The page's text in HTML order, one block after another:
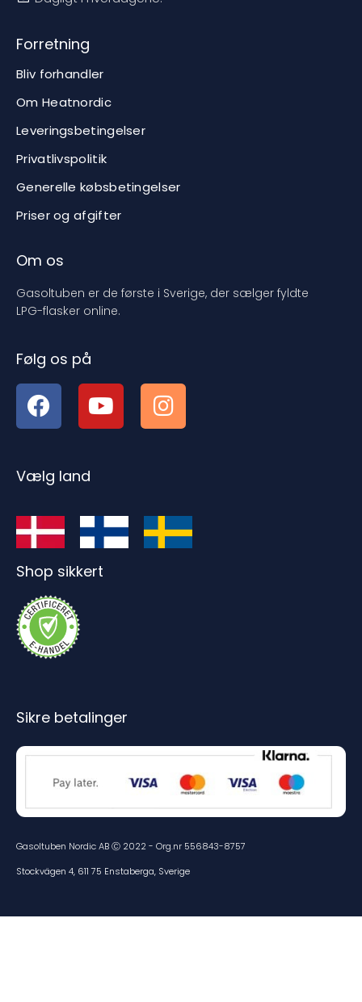
Forretning
Bliv forhandler
Om Heatnordic
Leveringsbetingelser
Privatlivspolitik
Generelle købsbetingelser
Priser og afgifter
Om os
Gasoltuben er de første i Sverige, der sælger fyldte
LPG-flasker online.
Følg os på
Vælg land
Shop sikkert
Gasoltuben Nordic AB Ⓒ 2022 - Org.nr 556843-8757
Stockvägen 4, 611 75 Enstaberga, Sverige
Sikre betalinger